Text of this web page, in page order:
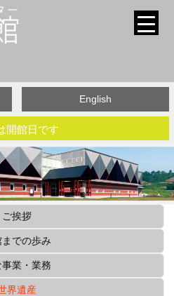
English
開館日です
ご挨拶
までの歩み
事業・業務
界遺産